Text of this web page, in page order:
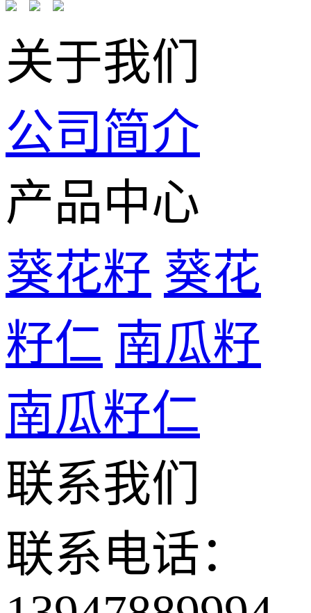
关于我们
公司简介
产品中心
葵花籽 葵花
籽仁 南瓜籽
南瓜籽仁
联系我们
联系电话：